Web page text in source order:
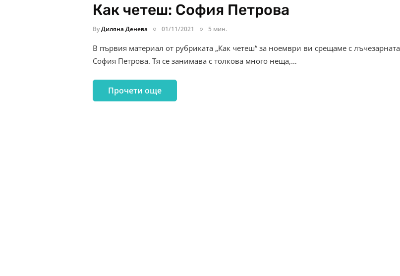
Как четеш: София Петрова
ByДиляна Денева 01/11/2021 5 мин.
В първия материал от рубриката „Как четеш“ за нoември ви срещаме с лъчезарната
София Петрова. Тя се занимава с толкова много неща,…
Прочети още